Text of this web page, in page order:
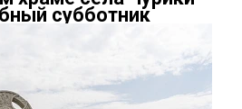
субботник